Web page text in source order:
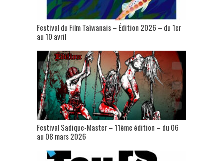
Festival du Film Taïwanais – Édition 2026 – du 1er
au 10 avril
Festival Sadique-Master – 11ème édition – du 06
au 08 mars 2026